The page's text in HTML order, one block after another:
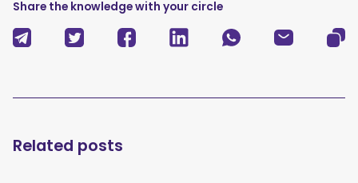
Share the knowledge with your circle
Related posts